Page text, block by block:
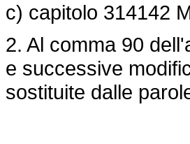
c) capitolo 314142
2. Al comma 90
e successive
sostituite dalle